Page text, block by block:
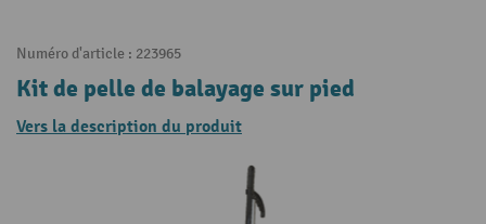
Numéro d'article : 223965
Kit de pelle de balayage sur pied
Vers la description du produit